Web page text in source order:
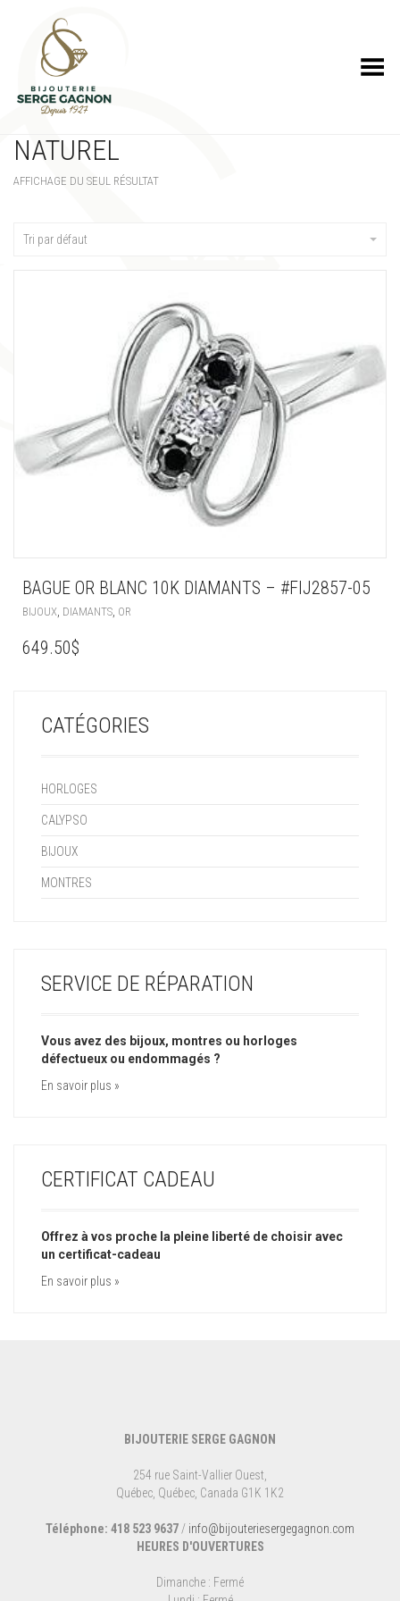
Toggle Menu
NATUREL
AFFICHAGE DU SEUL RÉSULTAT
Tri par défaut
BAGUE OR BLANC 10K DIAMANTS – #FIJ2857-05
BIJOUX, DIAMANTS, OR
649.50$
CATÉGORIES
HORLOGES
CALYPSO
BIJOUX
MONTRES
SERVICE DE RÉPARATION
Vous avez des bijoux, montres ou horloges
défectueux ou endommagés ?
En savoir plus »
CERTIFICAT CADEAU
Offrez à vos proche la pleine liberté de choisir avec
un certificat-cadeau
En savoir plus »
BIJOUTERIE SERGE GAGNON
254 rue Saint-Vallier Ouest,
Québec, Québec, Canada G1K 1K2
Téléphone: 418 523 9637/ info@bijouteriesergegagnon.com
HEURES D'OUVERTURES
Dimanche : Fermé